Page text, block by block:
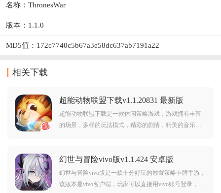
名称：ThronesWar
版本：1.1.0
MD5值：172c7740c5b67a3e58dc637ab7191a22
相关下载
超能动物联盟下载v1.1.20831 最新版
超能动物联盟下载是一款休闲策略游戏，游戏拥有丰富
的场景，多样的玩法模式，精彩的剧情，精美的音乐，
幻世与冒险vivo版v1.1.424 安卓版
幻世与冒险vivo版是一款十分好玩的放置策略卡牌手游，
该版本是vivo客户端，玩家可以直接用vivo账号登录，进